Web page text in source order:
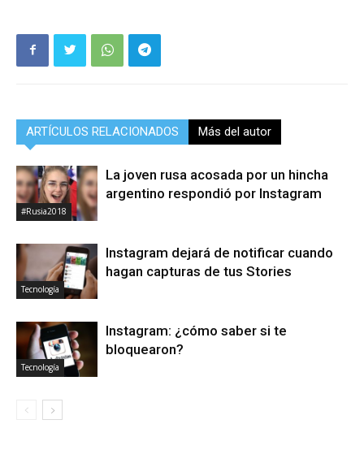
ARTÍCULOS RELACIONADOS Más del autor
#Rusia2018
La joven rusa acosada por un hincha
argentino respondió por Instagram
Tecnología
Instagram dejará de notificar cuando
hagan capturas de tus Stories
Tecnología
Instagram: ¿cómo saber si te
bloquearon?